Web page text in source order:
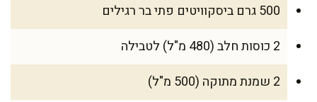
500 גרם ביסקוויטים פתי בר רגילים
2 כוסות חלב (480 מ"ל) לטבילה
2 שמנת מתוקה (500 מ"ל)